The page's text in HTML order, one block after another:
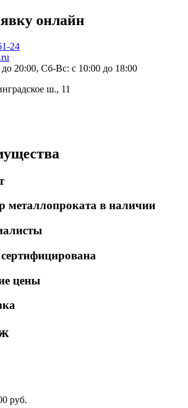
онлайн
24
20:00, Сб-Вс: с 10:00 до 18:00
ш., 11
металлопроката в наличии
цены
руб.